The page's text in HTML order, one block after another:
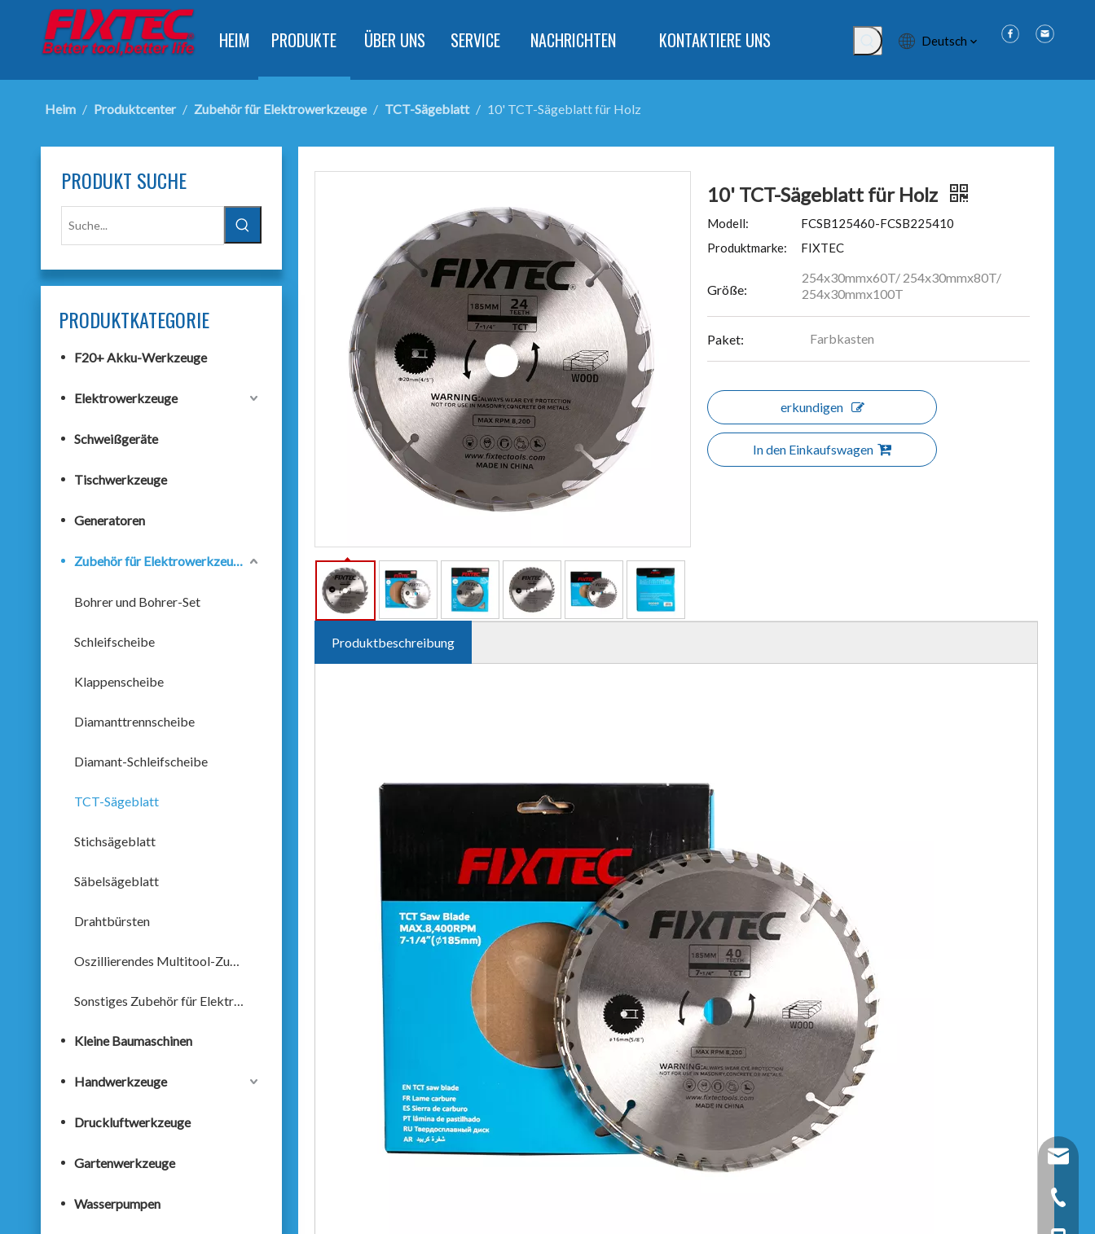
HEIM PRODUKTE ÜBER UNS SERVICE NACHRICHTEN KONTAKTIERE UNS Deutsch
Heim / Produktcenter / Zubehör für Elektrowerkzeuge / TCT-Sägeblatt / 10' TCT-Sägeblatt für Holz
PRODUKT SUCHE
PRODUKTKATEGORIE
F20+ Akku-Werkzeuge
Elektrowerkzeuge
Schweißgeräte
Tischwerkzeuge
Generatoren
Zubehör für Elektrowerkzeuge
Bohrer und Bohrer-Set
Schleifscheibe
Klappenscheibe
Diamanttrennscheibe
Diamant-Schleifscheibe
TCT-Sägeblatt
Stichsägeblatt
Säbelsägeblatt
Drahtbürsten
Oszillierendes Multitool-Zubehör
Sonstiges Zubehör für Elektrowerkzeuge
Kleine Baumaschinen
Handwerkzeuge
Druckluftwerkzeuge
Gartenwerkzeuge
Wasserpumpen
10' TCT-Sägeblatt für Holz
Modell:
FCSB125460-FCSB225410
Produktmarke:
FIXTEC
Größe:
254x30mmx60T/ 254x30mmx80T/
254x30mmx100T
Paket: Farbkasten
erkundigen
In den Einkaufswagen
Produktbeschreibung
+86-25-